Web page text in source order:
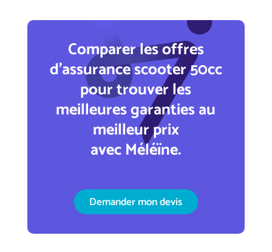
Comparer les offres
d’assurance scooter 50cc
pour trouver les
meilleures garanties au
meilleur prix
avec Méléïne.
Demander mon devis